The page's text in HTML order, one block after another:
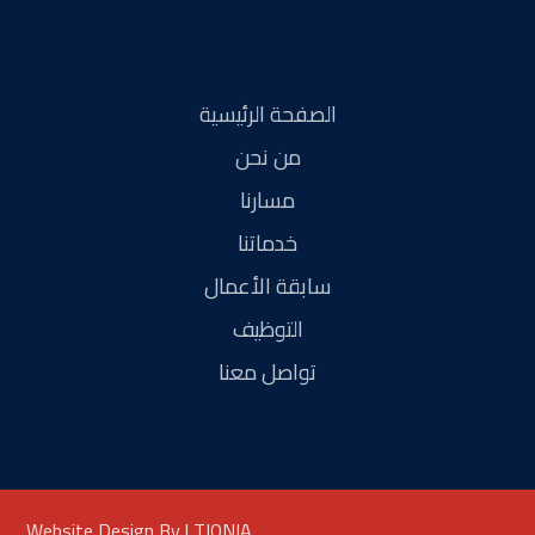
الصفحة الرئيسية
من نحن
مسارنا
خدماتنا
سابقة الأعمال
التوظيف
تواصل معنا